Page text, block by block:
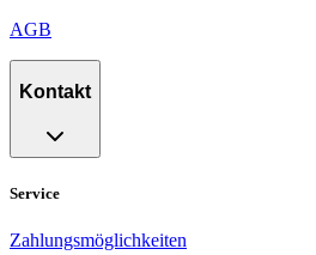
AGB
Kontakt
Service
Zahlungsmöglichkeiten